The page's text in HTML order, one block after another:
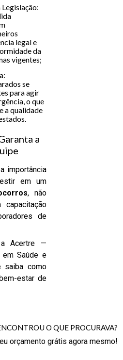
legal e
da
vigentes;
se
para agir
o que
a qualidade
a
importância
em um
, não
de
Acertre —
em Saúde e
saiba como
estar de
O QUE PROCURAVA?
orçamento grátis agora mesmo!